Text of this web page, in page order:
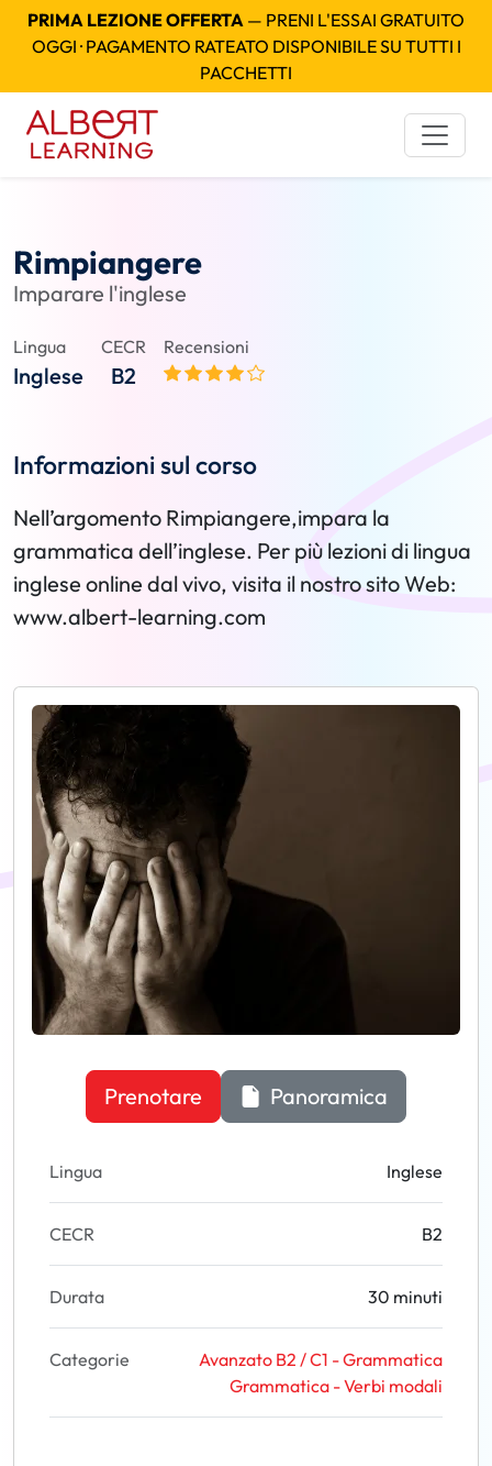
PRIMA LEZIONE OFFERTA — PRENI L'ESSAI GRATUITO
OGGI · PAGAMENTO RATEATO DISPONIBILE SU TUTTI I
PACCHETTI
Rimpiangere
Imparare l'inglese
Lingua
Inglese
CECR
B2
Recensioni
Informazioni sul corso
Nell’argomento Rimpiangere,impara la
grammatica dell’inglese. Per più lezioni di lingua
inglese online dal vivo, visita il nostro sito Web:
www.albert-learning.com
Prenotare Panoramica
Lingua Inglese
CECR B2
Durata 30 minuti
Categorie
Avanzato B2 / C1 - Grammatica
Grammatica - Verbi modali